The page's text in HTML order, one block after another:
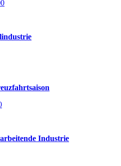
Industrie